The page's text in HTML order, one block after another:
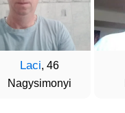
Laci, 46
Nagysimonyi